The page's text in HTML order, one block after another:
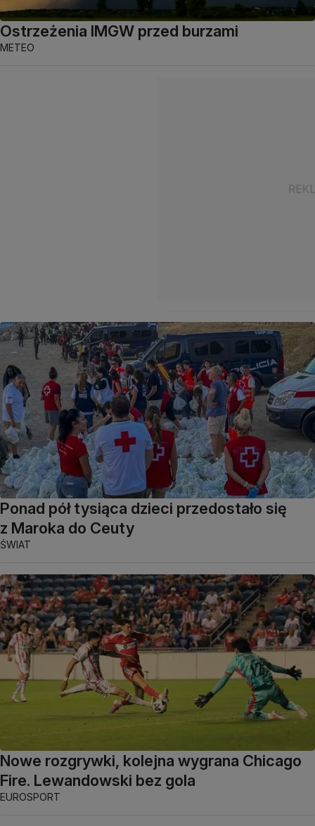
Ostrzeżenia IMGW przed burzami
METEO
Ponad pół tysiąca dzieci przedostało się
z Maroka do Ceuty
ŚWIAT
Nowe rozgrywki, kolejna wygrana Chicago
Fire. Lewandowski bez gola
EUROSPORT